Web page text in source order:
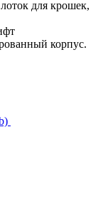
для крошек,
корпус.